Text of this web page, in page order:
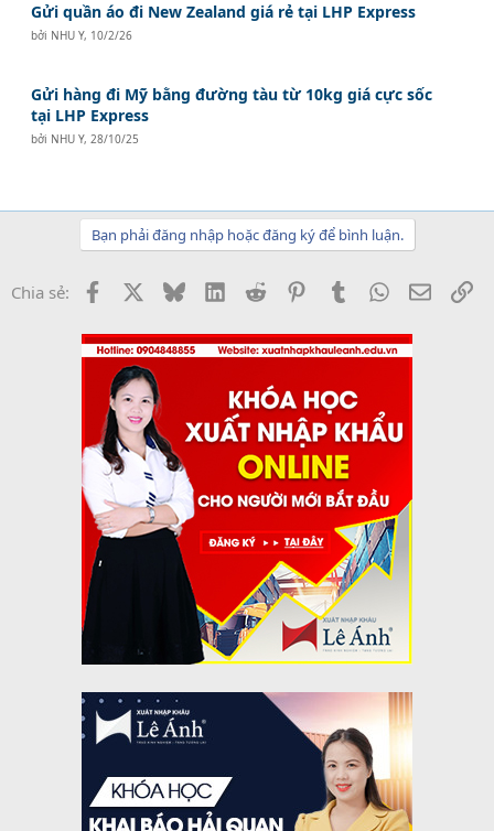
Gửi quần áo đi New Zealand giá rẻ tại LHP Express
bởi NHU Y, 10/2/26
Gửi hàng đi Mỹ bằng đường tàu từ 10kg giá cực sốc
tại LHP Express
bởi NHU Y,28/10/25
Bạn phải đăng nhập hoặc đăng ký để bình luận.
Chia sẻ: Facebook BlueskyLinkedInReddit PinterestTumblrWhatsApp
Email